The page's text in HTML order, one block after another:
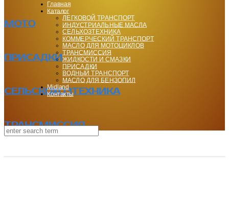
МОТО
ПРИСАДКИ
СЕЛЬСКОХОЗТЕХНИКА
ТРАНСМИССИЯ
Главная
Каталог
ЛЕГКОВОЙ ТРАНСПОРТ
ИНДУСТРИАЛЬНЫЕ МАСЛА
СЕЛЬХОЗТЕХНИКА
КОММЕРЧЕСКИЙ ТРАНСПОРТ
МАСЛО ДЛЯ МОТОЦИКЛОВ
ТРАНСМИССИЯ
ЖИДКОСТИ И СМАЗКИ
ПРИСАДКИ
ВОДНЫЙ ТРАНСПОРТ
МАСЛО ДЛЯ БЕНЗОПИЛ
Midland
Контакты